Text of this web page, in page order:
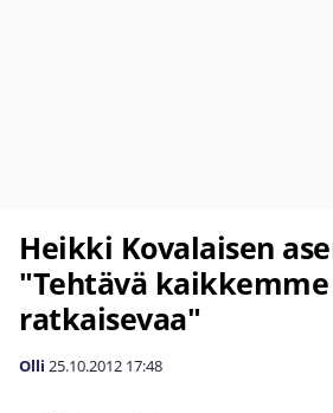
Heikki Kovalaisen
"Tehtävä kaikkemme
ratkaisevaa"
Olli 25.10.2012 17:48